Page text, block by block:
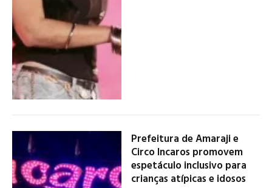
Prefeitura de Amaraji e
Circo Incaros promovem
espetáculo inclusivo para
crianças atípicas e idosos